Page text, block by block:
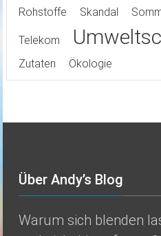
Rohstoffe
Skandal
Telekom
Zutaten
Ökologie
Über Andy’s Blog
Warum sich blenden